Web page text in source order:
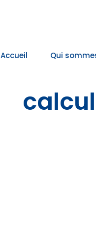
Accueil Qui